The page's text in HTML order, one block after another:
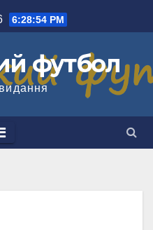
6:28:55 PM
футбол